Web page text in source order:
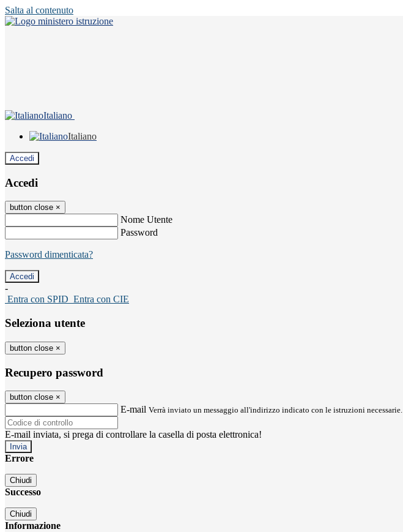
Salta al contenuto
Italiano
Italiano
Accedi
Accedi
button close ×
Nome Utente
Password
Password dimenticata?
-
Entra con SPID Entra con CIE
Seleziona utente
button close ×
Recupero password
button close ×
E-mail Verrà inviato un messaggio all'indirizzo indicato con le istruzioni necessarie.
E-mail inviata, si prega di controllare la casella di posta elettronica!
Errore
Chiudi
Successo
Chiudi
Informazione